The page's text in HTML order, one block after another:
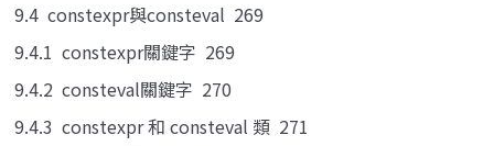
9.4 constexpr與consteval 269
9.4.1 constexpr關鍵字 269
9.4.2 consteval關鍵字 270
9.4.3 constexpr 和 consteval 類 271